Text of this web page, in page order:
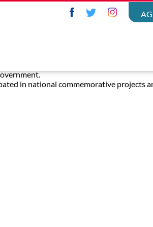
in national commemorative projects